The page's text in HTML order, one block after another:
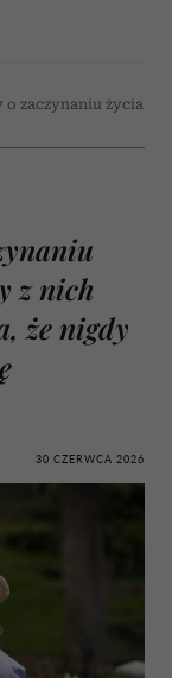
zaczynaniu życia od
z nich
że nigdy
30 CZERWCA 2026